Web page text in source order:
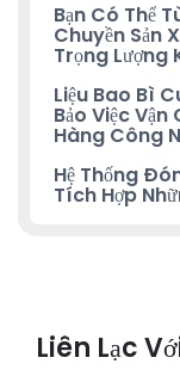
Bạn Có Thể
Chuyền Sản
Trọng Lượng
Liệu Bao Bì
Bảo Việc
Hàng Công
Hệ Thống
Tích Hợp
Liên Lạc